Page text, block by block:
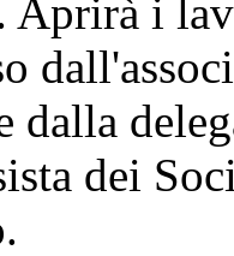
Aprirà i
dalla
dei